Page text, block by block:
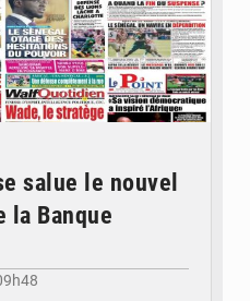
salue le nouvel
la Banque